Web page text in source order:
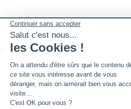
SUIVEZ GERANT DE SARL
Twitter
Facebook